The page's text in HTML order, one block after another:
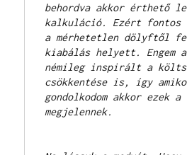
behordva akkor érthető
kalkuláció. Ezért fontos a
a mérhetetlen dölyftől
kiabálás helyett. Engem
némileg inspirált a
csökkentése is, így
gondolkodom akkor ezek
megjelennek.